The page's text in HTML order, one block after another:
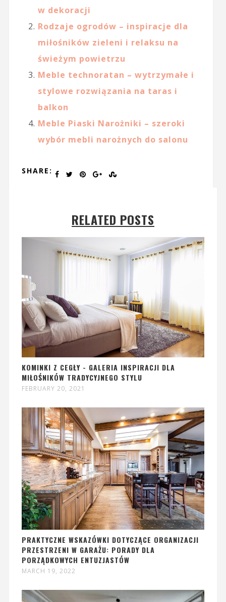
w dekoracji
Rodzaje ogrodów – inspiracje dla
miłośników zieleni i relaksu na
świeżym powietrzu
Meble technoratan – wytrzymałe i
stylowe rozwiązania na taras i
balkon
Meble Piaski Narożniki – szeroki
wybór mebli narożnych do salonu
SHARE:
RELATED POSTS
KOMINKI Z CEGŁY - GALERIA INSPIRACJI DLA
MIŁOŚNIKÓW TRADYCYJNEGO STYLU
FEBRUARY 20, 2021
PRAKTYCZNE WSKAZÓWKI DOTYCZĄCE ORGANIZACJI
PRZESTRZENI W GARAŻU: PORADY DLA
PORZĄDKOWYCH ENTUZJASTÓW
MARCH 19, 2022